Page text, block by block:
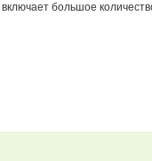
включает большое